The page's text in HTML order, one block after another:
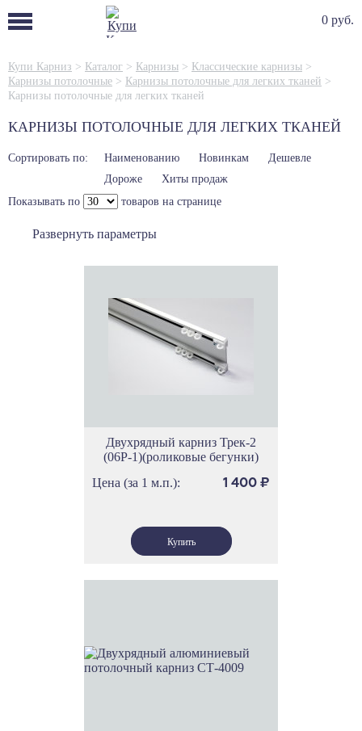
0 руб.
Купи Карниз > Каталог > Карнизы > Классические карнизы >
Карнизы потолочные > Карнизы потолочные для легких тканей >
Карнизы потолочные для легких тканей
КАРНИЗЫ ПОТОЛОЧНЫЕ ДЛЯ ЛЕГКИХ ТКАНЕЙ
Сортировать по: Наименованию Новинкам
Дешевле
Дороже
Хиты продаж
Показывать по
товаров на странице
Развернуть параметры
Двухрядный карниз Трек-2
(06Р-1)(роликовые бегунки)
Цена (за 1 м.п.):
1 400 ₽